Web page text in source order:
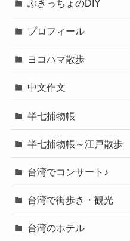
ぶきっちょのDIY
プロフィール
ヨコハマ散歩
中文作文
半七捕物帳
半七捕物帳～江戸散歩
台湾でコンサート♪
台湾で街歩き・観光
台湾のホテル